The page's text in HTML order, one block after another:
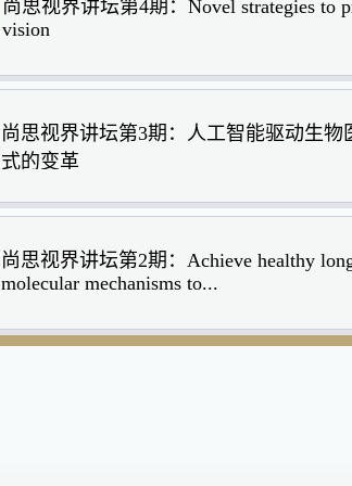
尚思视界讲坛第4期：Novel strategies to
vision
尚思视界讲坛第3期：人工智能驱动生物
式的变革
尚思视界讲坛第2期：Achieve healthy
molecular mechanisms to...